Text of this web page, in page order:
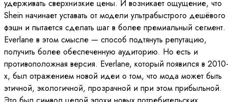
удерживать сверхнизкие цены. И возникает ощущение, что
Shein начинает уставать от модели ультрабыстрого дешёвого
фэшн и пытается сделать шаг в более премиальный сегмент.
Everlane в этом смысле — способ подтянуть репутацию,
получить более обеспеченную аудиторию. Но есть и
противоположная версия. Everlane, который появился в 2010-
х, был отражением новой идеи о том, что мода может быть
этичной, экологичной, прозрачной и при этом прибыльной.